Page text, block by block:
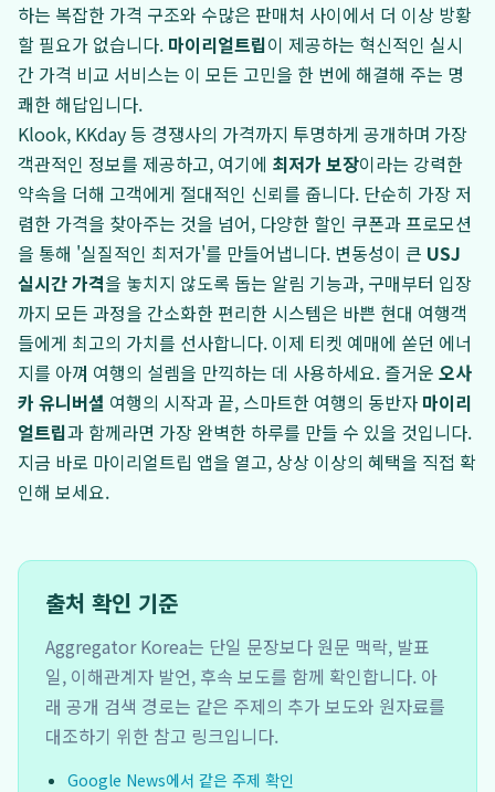
하는 복잡한 가격 구조와 수많은 판매처 사이에서 더 이상 방황
할 필요가 없습니다. 마이리얼트립이 제공하는 혁신적인 실시
간 가격 비교 서비스는 이 모든 고민을 한 번에 해결해 주는 명
쾌한 해답입니다.
Klook, KKday 등 경쟁사의 가격까지 투명하게 공개하며 가장
객관적인 정보를 제공하고, 여기에 최저가 보장이라는 강력한
약속을 더해 고객에게 절대적인 신뢰를 줍니다. 단순히 가장 저
렴한 가격을 찾아주는 것을 넘어, 다양한 할인 쿠폰과 프로모션
을 통해 '실질적인 최저가'를 만들어냅니다. 변동성이 큰 USJ
실시간 가격을 놓치지 않도록 돕는 알림 기능과, 구매부터 입장
까지 모든 과정을 간소화한 편리한 시스템은 바쁜 현대 여행객
들에게 최고의 가치를 선사합니다. 이제 티켓 예매에 쏟던 에너
지를 아껴 여행의 설렘을 만끽하는 데 사용하세요. 즐거운 오사
카 유니버셜 여행의 시작과 끝, 스마트한 여행의 동반자 마이리
얼트립과 함께라면 가장 완벽한 하루를 만들 수 있을 것입니다.
지금 바로 마이리얼트립 앱을 열고, 상상 이상의 혜택을 직접 확
인해 보세요.
출처 확인 기준
Aggregator Korea는 단일 문장보다 원문 맥락, 발표
일, 이해관계자 발언, 후속 보도를 함께 확인합니다. 아
래 공개 검색 경로는 같은 주제의 추가 보도와 원자료를
대조하기 위한 참고 링크입니다.
Google News에서 같은 주제 확인